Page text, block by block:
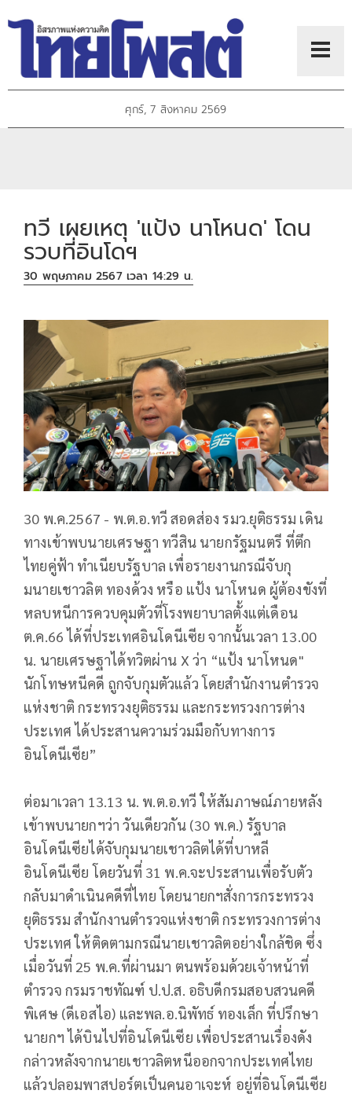
ศุกร์, 7 สิงหาคม 2569
ทวี เผยเหตุ 'แป้ง นาโหนด' โดน
รวบที่อินโดฯ
30 พฤษภาคม 2567 เวลา 14:29 น.
30 พ.ค.2567 - พ.ต.อ.ทวี สอดส่อง รมว.ยุติธรรม เดิน
ทางเข้าพบนายเศรษฐา ทวีสิน นายกรัฐมนตรี ที่ตึก
ไทยคู่ฟ้า ทำเนียบรัฐบาล เพื่อรายงานกรณีจับกุ
มนายเชาวลิต ทองด้วง หรือ แป้ง นาโหนด ผู้ต้องขังที่
หลบหนีการควบคุมตัวที่โรงพยาบาลตั้งแต่เดือน
ต.ค.66 ได้ที่ประเทศอินโดนีเซีย จากนั้นเวลา 13.00
น. นายเศรษฐาได้ทวิตผ่าน X ว่า “แป้ง นาโหนด"
นักโทษหนีคดี ถูกจับกุมตัวแล้ว โดยสำนักงานตำรวจ
แห่งชาติ กระทรวงยุติธรรม และกระทรวงการต่าง
ประเทศ ได้ประสานความร่วมมือกับทางการ
อินโดนีเซีย”
ต่อมาเวลา 13.13 น. พ.ต.อ.ทวี ให้สัมภาษณ์ภายหลัง
เข้าพบนายกฯว่า วันเดียวกัน (30 พ.ค.) รัฐบาล
อินโดนีเซียได้จับกุมนายเชาวลิตได้ที่บาหลี
อินโดนีเซีย โดยวันที่ 31 พ.ค.จะประสานเพื่อรับตัว
กลับมาดำเนินคดีที่ไทย โดยนายกฯสั่งการกระทรวง
ยุติธรรม สำนักงานตำรวจแห่งชาติ กระทรวงการต่าง
ประเทศ ให้ติดตามกรณีนายเชาวลิตอย่างใกล้ชิด ซึ่ง
เมื่อวันที่ 25 พ.ค.ที่ผ่านมา ตนพร้อมด้วยเจ้าหน้าที่
ตำรวจ กรมราชทัณฑ์ ป.ป.ส. อธิบดีกรมสอบสวนคดี
พิเศษ (ดีเอสไอ) และพล.อ.นิพัทธ์ ทองเล็ก ที่ปรึกษา
นายกฯ ได้บินไปที่อินโดนีเซีย เพื่อประสานเรื่องดัง
กล่าวหลังจากนายเชาวลิตหนีออกจากประเทศไทย
แล้วปลอมพาสปอร์ตเป็นคนอาเจะห์ อยู่ที่อินโดนีเซีย